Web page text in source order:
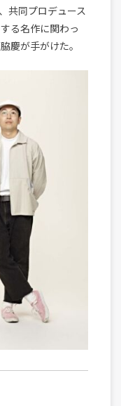
共同プロデュース
る名作に関わっ
慶が手がけた。